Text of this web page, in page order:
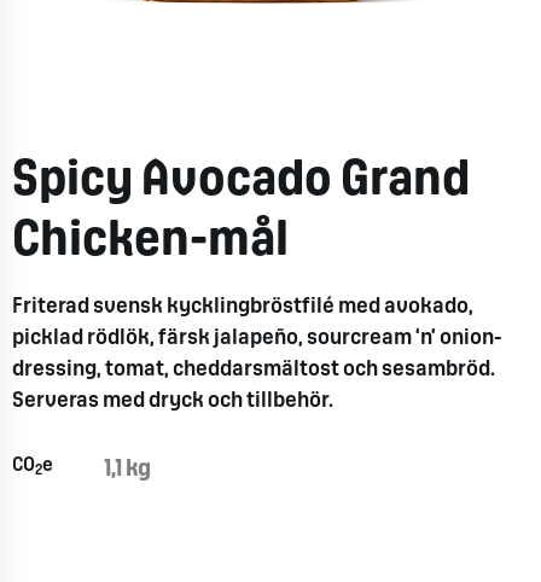
Spicy Avocado Grand
Chicken-mål
Friterad svensk kycklingbröstfilé med avokado,
picklad rödlök, färsk jalapeño, sourcream ‘n’ onion-
dressing, tomat, cheddarsmältost och sesambröd.
Serveras med dryck och tillbehör.
CO2e 1,1 kg